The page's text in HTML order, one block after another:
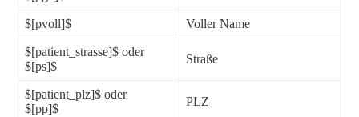
$[pvoll]$ Voller Name
$[patient_strasse]$ oder
$[ps]$
Straße
$[patient_plz]$ oder
$[pp]$
PLZ